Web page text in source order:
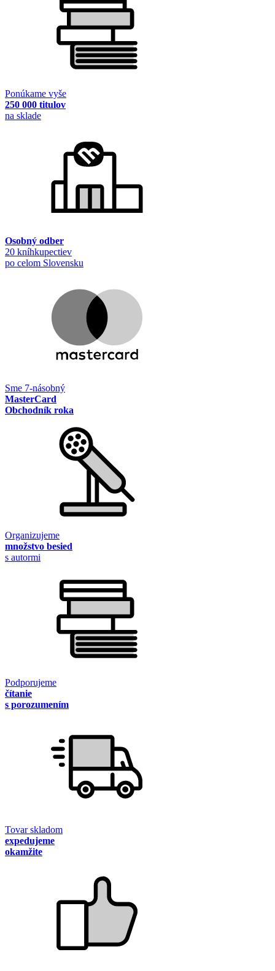
Ponúkame vyše
250 000 titulov
na sklade
Osobný odber
20 kníhkupectiev
po celom Slovensku
Sme 7-násobný
MasterCard
Obchodník roka
Organizujeme
množstvo besied
s autormi
Podporujeme
čítanie
s porozumením
Tovar skladom
expedujeme
okamžite